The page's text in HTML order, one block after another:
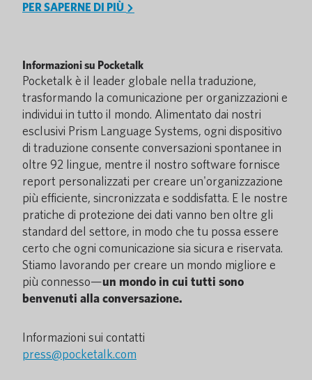
PER SAPERNE DI PIÙ
Informazioni su Pocketalk
Pocketalk è il leader globale nella traduzione,
trasformando la comunicazione per organizzazioni e
individui in tutto il mondo. Alimentato dai nostri
esclusivi Prism Language Systems, ogni dispositivo
di traduzione consente conversazioni spontanee in
oltre 92 lingue, mentre il nostro software fornisce
report personalizzati per creare un'organizzazione
più efficiente, sincronizzata e soddisfatta. E le nostre
pratiche di protezione dei dati vanno ben oltre gli
standard del settore, in modo che tu possa essere
certo che ogni comunicazione sia sicura e riservata.
Stiamo lavorando per creare un mondo migliore e
più connesso—un mondo in cui tutti sono
benvenuti alla conversazione.
Informazioni sui contatti
press@pocketalk.com